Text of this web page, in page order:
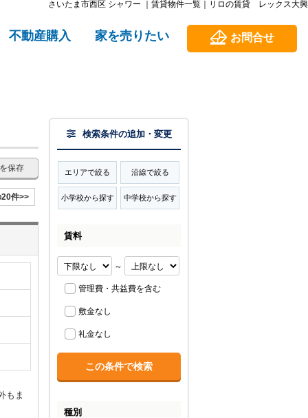
さいたま市西区 シャワー ｜賃貸物件一覧｜リロの賃貸 レックス大興
不動産購入 家を売りたい お問合せ
保存
件>>
もま
検索条件の追加・変更
エリアで絞る 沿線で絞る
小学校から探す 中学校から探す
賃料
～
管理費・共益費を含む
敷金なし
礼金なし
種別